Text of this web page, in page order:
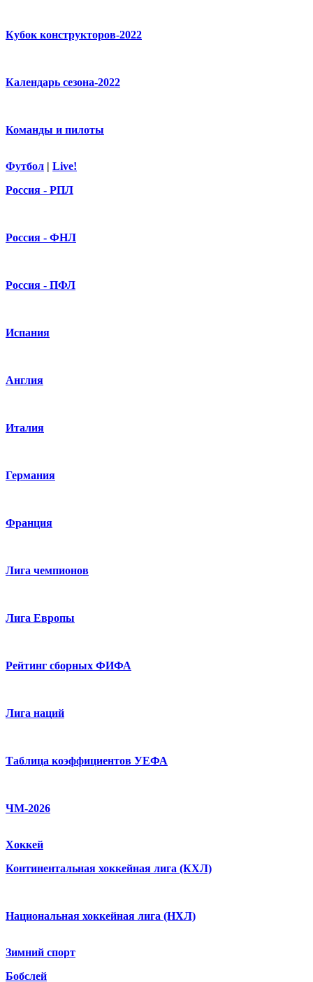
Кубок конструкторов-2022
Календарь сезона-2022
Команды и пилоты
Футбол | Live!
Россия - РПЛ
Россия - ФНЛ
Россия - ПФЛ
Испания
Англия
Италия
Германия
Франция
Лига чемпионов
Лига Европы
Рейтинг сборных ФИФА
Лига наций
Таблица коэффициентов УЕФА
ЧМ-2026
Хоккей
Континентальная хоккейная лига (КХЛ)
Национальная хоккейная лига (НХЛ)
Зимний спорт
Бобслей